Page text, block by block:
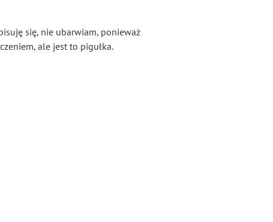
się, nie ubarwiam, ponieważ
ale jest to pigułka.